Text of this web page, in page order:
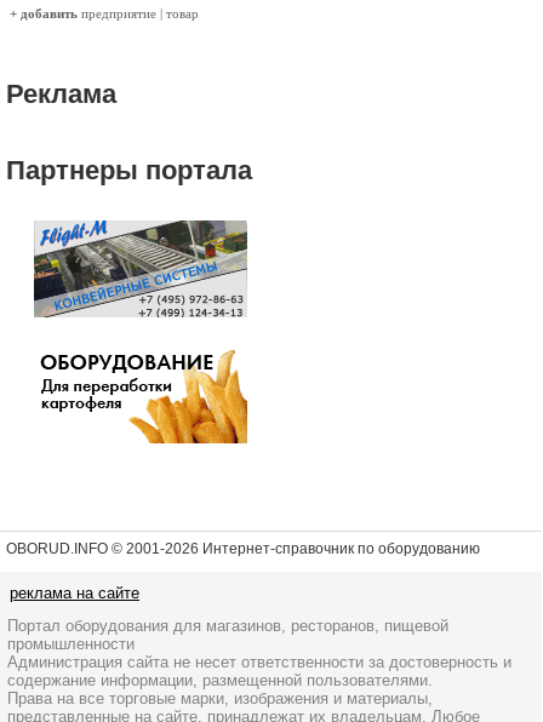
+ добавить предприятие | товар
Реклама
Партнеры портала
OBORUD.INFO © 2001-2026 Интернет-справочник по оборудованию
реклама на сайте
Портал оборудования для магазинов, ресторанов, пищевой
промышленности
Администрация сайта не несет ответственности за достоверность и
содержание информации, размещенной пользователями.
Права на все торговые марки, изображения и материалы,
представленные на сайте, принадлежат их владельцам. Любое